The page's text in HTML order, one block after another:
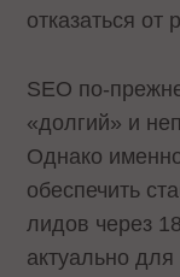
отказаться от
SEO по-
«долгий» и
Однако
обеспечить
лидов через
актуально